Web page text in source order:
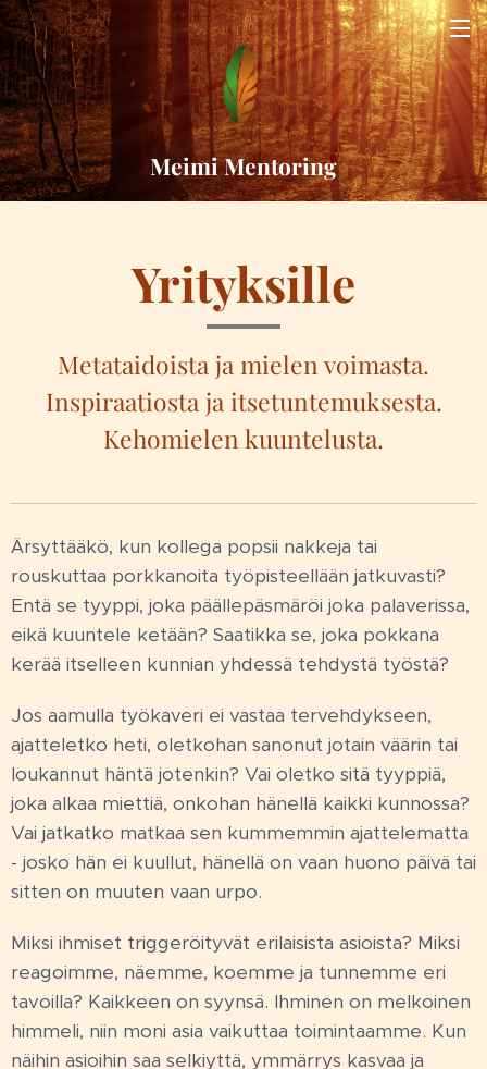
Meimi Mentoring
Yrityksille
Metataidoista ja mielen voimasta.
Inspiraatiosta ja itsetuntemuksesta.
Kehomielen kuuntelusta.
Ärsyttääkö, kun kollega popsii nakkeja tai
rouskuttaa porkkanoita työpisteellään jatkuvasti?
Entä se tyyppi, joka päällepäsmäröi joka palaverissa,
eikä kuuntele ketään? Saatikka se, joka pokkana
kerää itselleen kunnian yhdessä tehdystä työstä?
Jos aamulla työkaveri ei vastaa tervehdykseen,
ajatteletko heti, oletkohan sanonut jotain väärin tai
loukannut häntä jotenkin? Vai oletko sitä tyyppiä,
joka alkaa miettiä, onkohan hänellä kaikki kunnossa?
Vai jatkatko matkaa sen kummemmin ajattelematta
- josko hän ei kuullut, hänellä on vaan huono päivä tai
sitten on muuten vaan urpo.
Miksi ihmiset triggeröityvät erilaisista asioista? Miksi
reagoimme, näemme, koemme ja tunnemme eri
tavoilla? Kaikkeen on syynsä. Ihminen on melkoinen
himmeli, niin moni asia vaikuttaa toimintaamme. Kun
näihin asioihin saa selkiyttä, ymmärrys kasvaa ja